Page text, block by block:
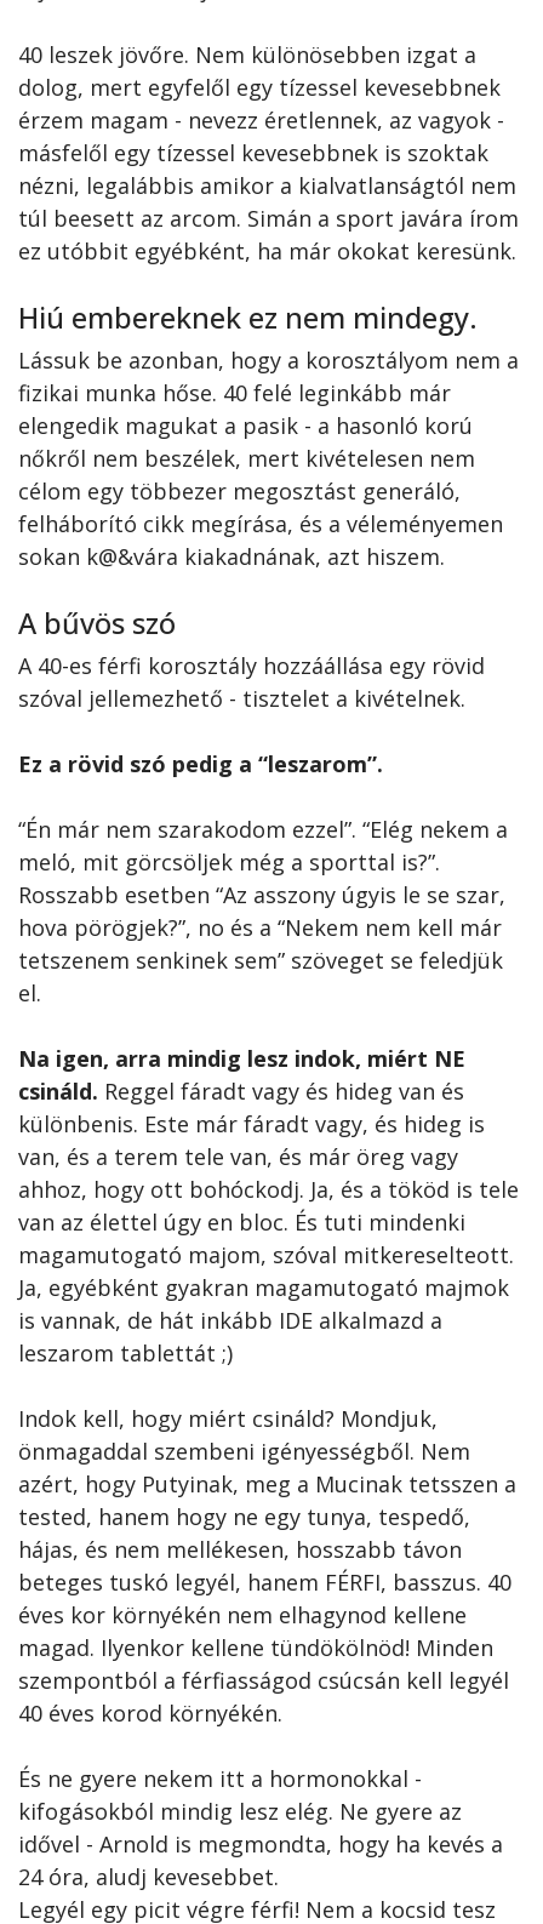
40 leszek jövőre. Nem különösebben izgat a
dolog, mert egyfelől egy tízessel kevesebbnek
érzem magam - nevezz éretlennek, az vagyok -
másfelől egy tízessel kevesebbnek is szoktak
nézni, legalábbis amikor a kialvatlanságtól nem
túl beesett az arcom. Simán a sport javára írom
ez utóbbit egyébként, ha már okokat keresünk.
Hiú embereknek ez nem mindegy.
Lássuk be azonban, hogy a korosztályom nem a
fizikai munka hőse. 40 felé leginkább már
elengedik magukat a pasik - a hasonló korú
nőkről nem beszélek, mert kivételesen nem
célom egy többezer megosztást generáló,
felháborító cikk megírása, és a véleményemen
sokan k@&vára kiakadnának, azt hiszem.
A bűvös szó
A 40-es férfi korosztály hozzáállása egy rövid
szóval jellemezhető - tisztelet a kivételnek.
Ez a rövid szó pedig a “leszarom”.
“Én már nem szarakodom ezzel”. “Elég nekem a
meló, mit görcsöljek még a sporttal is?”.
Rosszabb esetben “Az asszony úgyis le se szar,
hova pörögjek?”, no és a “Nekem nem kell már
tetszenem senkinek sem” szöveget se feledjük
el.
Na igen, arra mindig lesz indok, miért NE
csináld. Reggel fáradt vagy és hideg van és
különbenis. Este már fáradt vagy, és hideg is
van, és a terem tele van, és már öreg vagy
ahhoz, hogy ott bohóckodj. Ja, és a tököd is tele
van az élettel úgy en bloc. És tuti mindenki
magamutogató majom, szóval mitkereselteott.
Ja, egyébként gyakran magamutogató majmok
is vannak, de hát inkább IDE alkalmazd a
leszarom tablettát ;)
Indok kell, hogy miért csináld? Mondjuk,
önmagaddal szembeni igényességből. Nem
azért, hogy Putyinak, meg a Mucinak tetsszen a
tested, hanem hogy ne egy tunya, tespedő,
hájas, és nem mellékesen, hosszabb távon
beteges tuskó legyél, hanem FÉRFI, basszus. 40
éves kor környékén nem elhagynod kellene
magad. Ilyenkor kellene tündökölnöd! Minden
szempontból a férfiasságod csúcsán kell legyél
40 éves korod környékén.
És ne gyere nekem itt a hormonokkal -
kifogásokból mindig lesz elég. Ne gyere az
idővel - Arnold is megmondta, hogy ha kevés a
24 óra, aludj kevesebbet.
Legyél egy picit végre férfi! Nem a kocsid tesz